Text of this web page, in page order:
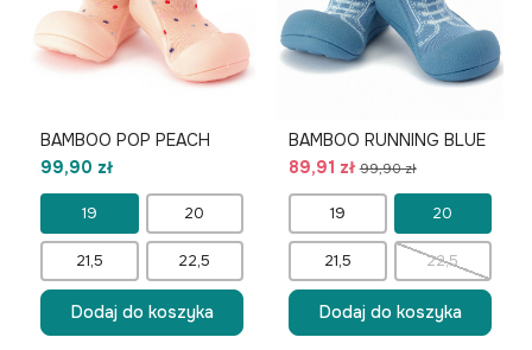
BAMBOO POP PEACH
99,90 zł
19 20
21,5 22,5
Dodaj do koszyka
BAMBOO RUNNING BLUE
89,91 zł99,90 zł
19 20
21,5 22,5
Dodaj do koszyka